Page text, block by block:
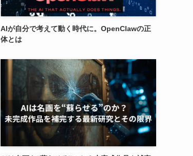
AIが自分で考えて動く時代に。OpenClawの正
体とは